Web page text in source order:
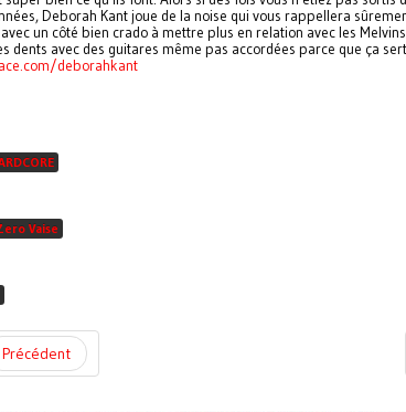
Deborah Kant joue de la noise qui vous rappellera
un côté bien crado à mettre plus en relation avec les
dents avec des guitares même pas accordées parce que ça
deborahkant
Vaise
Précédent